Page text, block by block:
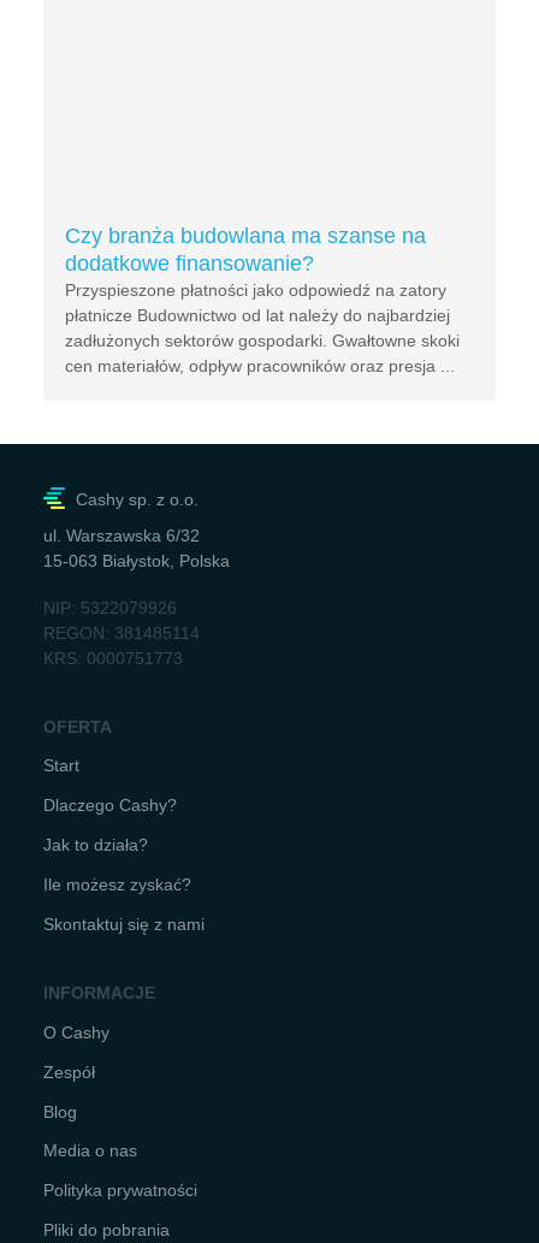
Czy branża budowlana ma szanse na
dodatkowe finansowanie?
Przyspieszone płatności jako odpowiedź na zatory
płatnicze Budownictwo od lat należy do najbardziej
zadłużonych sektorów gospodarki. Gwałtowne skoki
cen materiałów, odpływ pracowników oraz presja ...
Cashy sp. z o.o.
ul. Warszawska 6/32
15-063 Białystok, Polska
NIP: 5322079926
REGON: 381485114
KRS: 0000751773
OFERTA
Start
Dlaczego Cashy?
Jak to działa?
Ile możesz zyskać?
Skontaktuj się z nami
INFORMACJE
O Cashy
Zespół
Blog
Media o nas
Polityka prywatności
Pliki do pobrania